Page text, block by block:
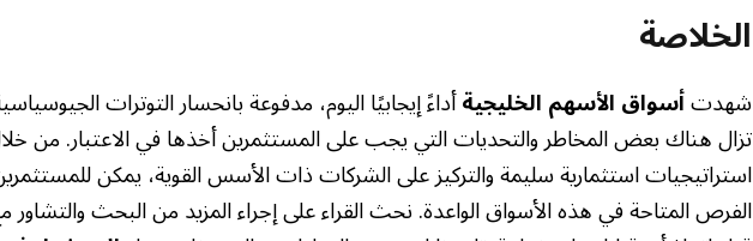
الخلاصة
شهدتأسواق الأسهم الخليجيةأداءً إيجابيًا اليوم، مدفوعة بانحسار التوترات
تزال هناك بعض المخاطر والتحديات التي يجب على المستثمرين أخذها في الاعتبار. من
استراتيجيات استثمارية سليمة والتركيز على الشركات ذات الأسس القوية، يمكن
الفرص المتاحة في هذه الأسواق الواعدة. نحث القراء على إجراء المزيد من البحث